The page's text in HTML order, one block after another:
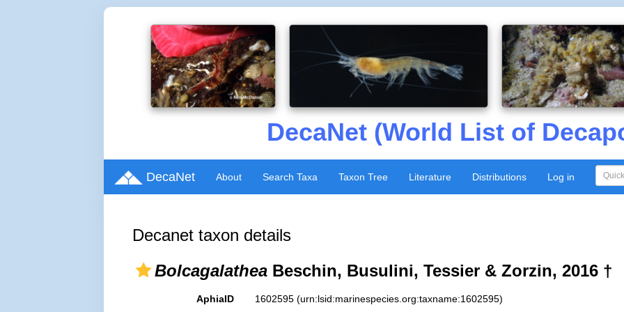
DecaNet (World List of
DecaNet About Search Taxa Taxon Tree Literature Distributions Log in
Decanet taxon details
Bolcagalathea Beschin, Busulini, Tessier & Zorzin, 2016 †
AphiaID 1602595 (urn:lsid:marinespecies.org:taxname:1602595)